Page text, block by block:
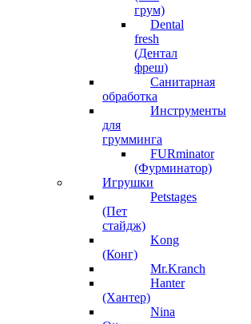
грум)
Dental
fresh
(Дентал
фреш)
Санитарная
обработка
Инструменты
для
грумминга
FURminator
(Фурминатор)
Игрушки
Petstages
(Пет
стайдж)
Kong
(Конг)
Mr.Kranch
Hanter
(Хантер)
Nina